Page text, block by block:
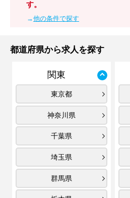
す。
→他の条件で探す
都道府県から求人を探す
関東
東京都
神奈川県
千葉県
埼玉県
群馬県